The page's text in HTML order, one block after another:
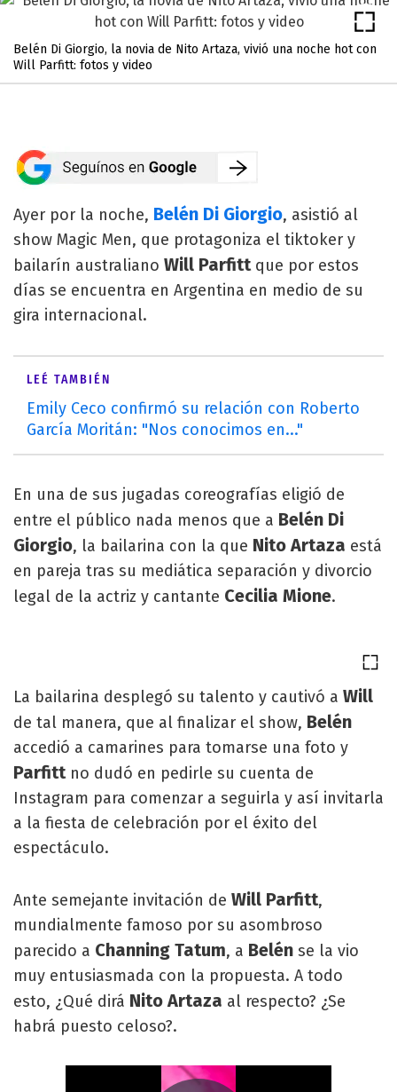
Belén Di Giorgio, la novia de Nito Artaza, vivió una noche hot con
Will Parfitt: fotos y video
Ayer por la noche, Belén Di Giorgio, asistió al
show Magic Men, que protagoniza el tiktoker y
bailarín australiano Will Parfittque por estos
días se encuentra en Argentina en medio de su
gira internacional.
LEÉ TAMBIÉN
Emily Ceco confirmó su relación con Roberto
García Moritán: "Nos conocimos en..."
En una de sus jugadas coreografías eligió de
entre el público nada menos que a Belén Di
Giorgio, la bailarina con la que Nito Artaza está
en pareja tras su mediática separación y divorcio
legal de la actriz y cantante Cecilia Mione.
La bailarina desplegó su talento y cautivó a Will
de tal manera, que al finalizar el show, Belén
accedió a camarines para tomarse una foto y
Parfittno dudó en pedirle su cuenta de
Instagram para comenzar a seguirla y así invitarla
a la fiesta de celebración por el éxito del
espectáculo.
Ante semejante invitación de Will Parfitt,
mundialmente famoso por su asombroso
parecido a Channing Tatum, a Belén se la vio
muy entusiasmada con la propuesta. A todo
esto, ¿Qué dirá Nito Artaza al respecto? ¿Se
habrá puesto celoso?.